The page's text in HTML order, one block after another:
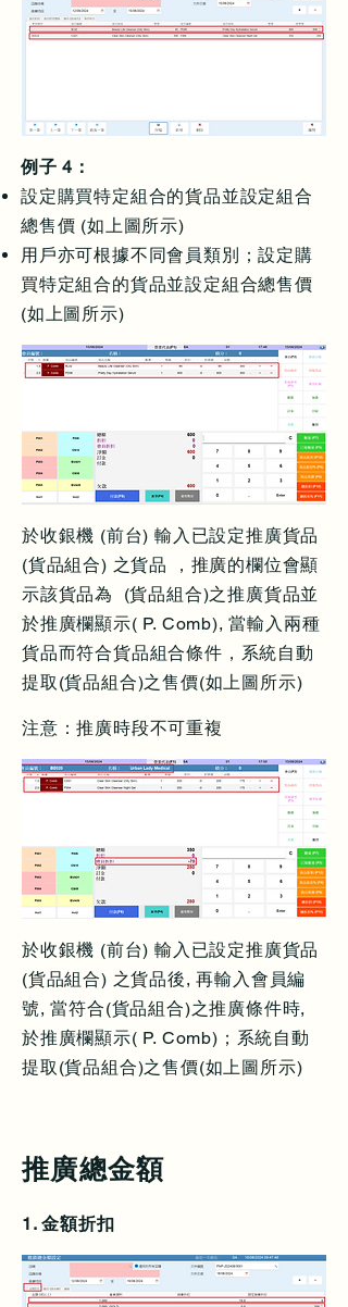
例子 4：
設定購買特定組合的貨品並設定組合
總售價 (如上圖所示)
用戶亦可根據不同會員類別；設定購
買特定組合的貨品並設定組合總售價
(如上圖所示)
於收銀機 (前台) 輸入已設定推廣貨品
(貨品組合) 之貨品 ，推廣的欄位會顯
示該貨品為 (貨品組合)之推廣貨品並
於推廣欄顯示( P. Comb), 當輸入兩種
貨品而符合貨品組合條件，系統自動
提取(貨品組合)之售價(如上圖所示)
注意：推廣時段不可重複​
於收銀機 (前台) 輸入已設定推廣貨品
(貨品組合) 之貨品後, 再輸入會員編
號, 當符合(貨品組合)之推廣條件時,
於推廣欄顯示( P. Comb)；系統自動
提取(貨品組合)之售價(如上圖所示)
推廣總金額
1. 金額折扣